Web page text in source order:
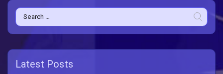
Search
for:
Latest Posts